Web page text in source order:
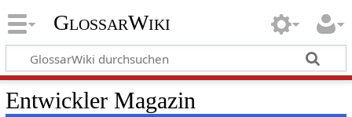
GlossarWiki
Entwickler Magazin